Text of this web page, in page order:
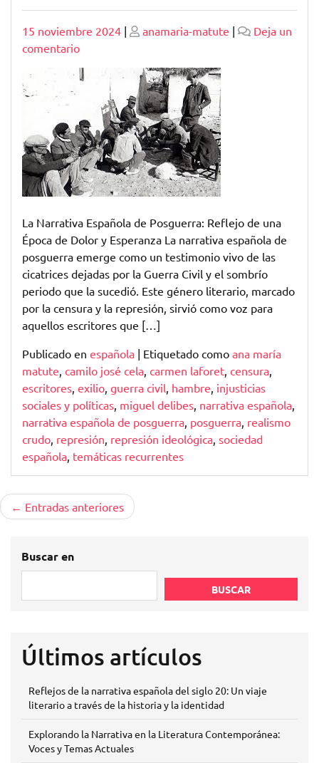
Publicado
15 noviembre 2024 | Publicado
anamaria-matute |
Deja un
comentarioen
Reflejos
de
Esperanza
la
Narrativa
Española
de
Posguerra
La Narrativa Española de Posguerra: Reflejo de una
Época de Dolor y Esperanza La narrativa española de
posguerra emerge como un testimonio vivo de las
cicatrices dejadas por la Guerra Civil y el sombrío
periodo que la sucedió. Este género literario, marcado
por la censura y la represión, sirvió como voz para
aquellos escritores que […]
Publicado en española | Etiquetado como ana maría
matute, camilo josé cela, carmen laforet, censura,
escritores, exilio, guerra civil, hambre, injusticias
sociales y políticas, miguel delibes, narrativa española,
narrativa española de posguerra, posguerra, realismo
crudo, represión, represión ideológica, sociedad
española, temáticas recurrentes
Navegación
entradas
Entradas anteriores
Buscar en
BUSCAR
Últimos artículos
Reflejos de la narrativa española del siglo 20: Un viaje
literario a través de la historia y la identidad
Explorando la Narrativa en la Literatura Contemporánea:
Voces y Temas Actuales